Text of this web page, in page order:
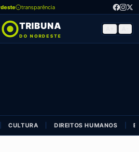
transparência
TRIBUNA
DO NORDESTE
CULTURA DIREITOS HUMANOS